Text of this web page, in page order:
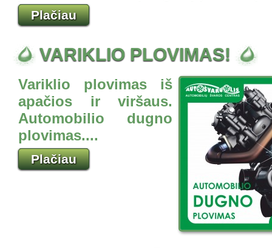
Plačiau
VARIKLIO PLOVIMAS!
Variklio plovimas iš
apačios ir viršaus.
Automobilio dugno
plovimas....
Plačiau